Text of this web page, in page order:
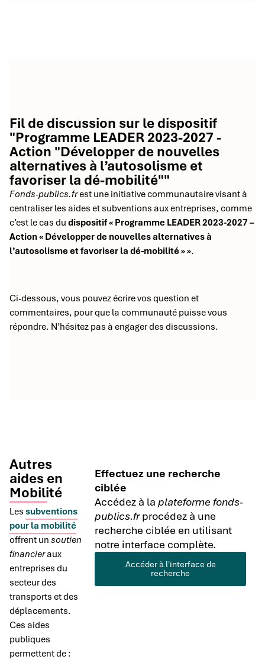
Fil de discussion sur le dispositif
"Programme LEADER 2023-2027 -
Action "Développer de nouvelles
alternatives à l’autosolisme et
favoriser la dé-mobilité""
Fonds-publics.frest une initiative communautaire visant à
centraliser les aides et subventions aux entreprises, comme
c’est le cas du dispositif « Programme LEADER 2023-2027 –
Action « Développer de nouvelles alternatives à
l’autosolisme et favoriser la dé-mobilité » ».
Ci-dessous, vous pouvez écrire vos question et
commentaires, pour que la communauté puisse vous
répondre. N’hésitez pas à engager des discussions.
Autres
aides en
Mobilité
Les subventions
pour la mobilité
offrent un soutien
financieraux
entreprises du
secteur des
transports et des
déplacements.
Ces aides
publiques
permettent de :
Effectuez une recherche
ciblée
Accédez à laplateforme fonds-
publics.frprocédez à une
recherche ciblée en utilisant
notre interface complète.
Accéder à l'interface de
recherche